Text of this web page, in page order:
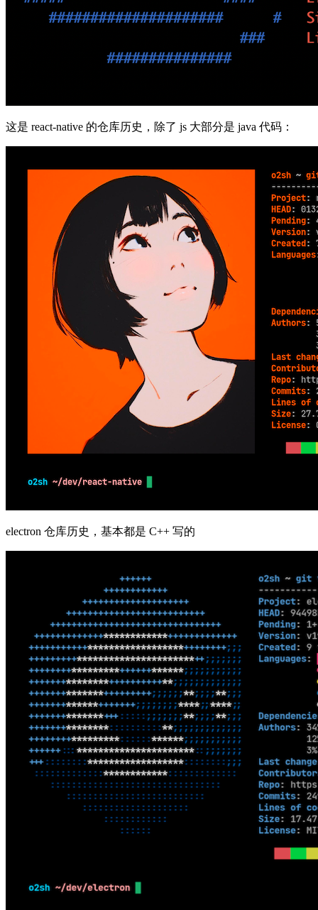
这是 react-native 的仓库历史，除了 js 大部分是 java 代码：
electron 仓库历史，基本都是 C++ 写的